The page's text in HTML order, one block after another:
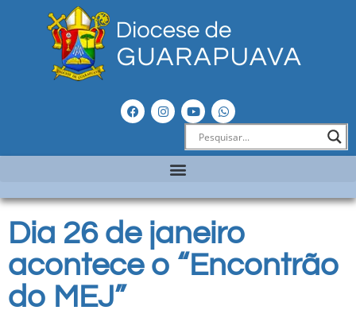
Dia 26 de janeiro
acontece o “Encontrão
do MEJ”